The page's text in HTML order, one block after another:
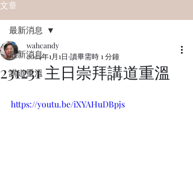
文章
最新消息
講道重溫
最新消息
231231 主日崇拜講道重溫
wahcandy
2024年1月1日 讀畢需時 1 分鐘
https://youtu.be/iXYAHuDBpjs